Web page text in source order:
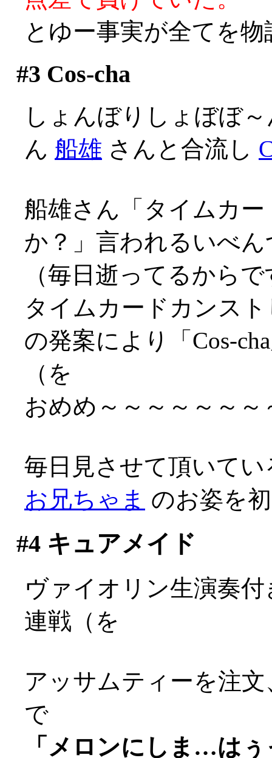
とゆー事実が全てを
#3 Cos-cha
しょんぼりしょぼぼ
ん 船雄 さんと合流し
船雄さん「タイムカ
か？」言われるいべ
（毎日逝ってるから
タイムカードカンス
の発案により「Cos-
（を
おめめ～～～～～～
毎日見させて頂いて
お兄ちゃま のお姿を
#4キュアメイド
ヴァイオリン生演奏
連戦（を
アッサムティーを注
で
「メロンにしま…はぅ